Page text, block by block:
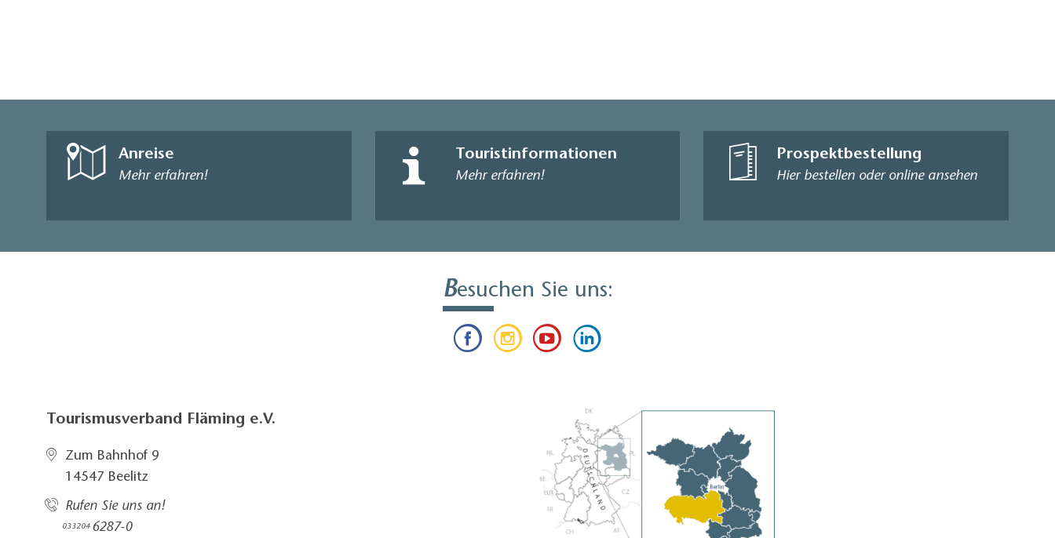
Anreise
Mehr erfahren!
Touristinformationen
Mehr erfahren!
Prospektbestellung
Hier bestellen oder online ansehen
Besuchen Sie uns:
Tourismusverband Fläming e.V.
Zum Bahnhof 9
14547 Beelitz
Rufen Sie uns an!
033204 6287-0